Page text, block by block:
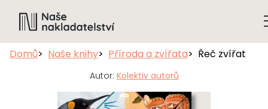
Domů Naše knihy Příroda a zvířata Řeč zvířat
Autor: Kolektiv autorů